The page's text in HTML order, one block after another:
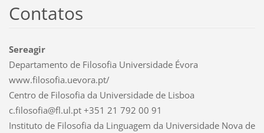
Contatos
Sereagir
Departamento de Filosofia Universidade Évora
www.filosofia.uevora.pt/
Centro de Filosofia da Universidade de Lisboa
c.filosofia@fl.ul.pt +351 21 792 00 91
Instituto de Filosofia da Linguagem da Universidade Nova de